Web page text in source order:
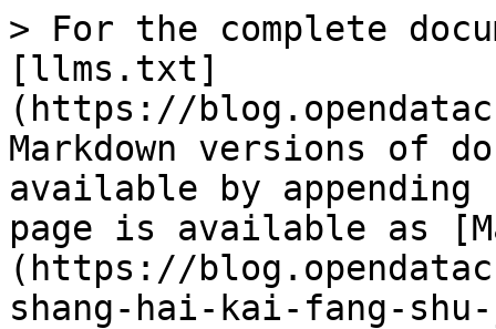
> For the complete
[llms.txt]
(https://
Markdown versions of
available by
page is available as
(https://
shang-hai-kai-fang-